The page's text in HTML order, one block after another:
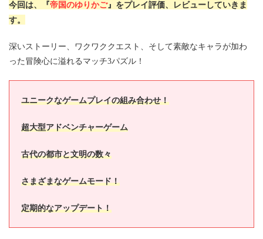
今回は、『帝国のゆりかご』をプレイ評価、レビューしていきま
す。
深いストーリー、ワクワククエスト、そして素敵なキャラが加わ
った冒険心に溢れるマッチ3パズル！
ユニークなゲームプレイの組み合わせ！
超大型アドベンチャーゲーム
古代の都市と文明の数々
さまざまなゲームモード！
定期的なアップデート！